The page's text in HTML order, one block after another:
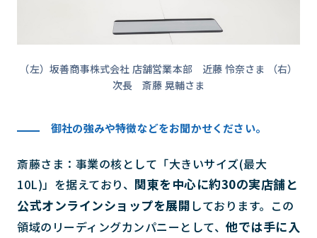
（左）坂善商事株式会社 店舗営業本部 近藤 怜奈さま （右）
次長 斎藤 晃輔さま
御社の強みや特徴などをお聞かせください。
斎藤さま：事業の核として「大きいサイズ(最大
10L)」を据えており、 関東を中心に約30の実店舗と
公式オンラインショップを展開 しております。この
領域のリーディングカンパニーとして、 他では手に入